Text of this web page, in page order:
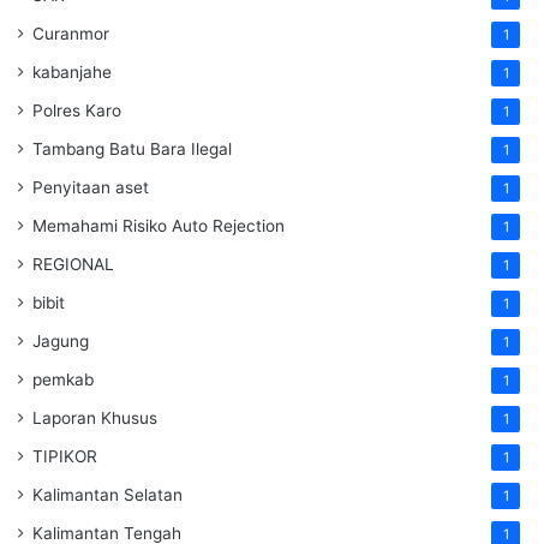
Curanmor 1
kabanjahe 1
Polres Karo 1
Tambang Batu Bara Ilegal 1
Penyitaan aset 1
Memahami Risiko Auto Rejection 1
REGIONAL 1
bibit 1
Jagung 1
pemkab 1
Laporan Khusus 1
TIPIKOR 1
Kalimantan Selatan 1
Kalimantan Tengah 1